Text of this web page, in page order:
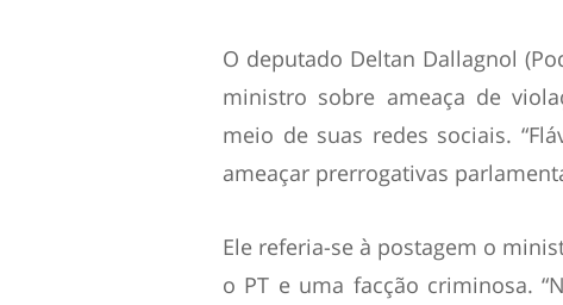
O deputado Deltan Dallagnol
ministro sobre ameaça de
meio de suas redes sociais.
ameaçar prerrogativas
Ele referia-se à postagem o
o PT e uma facção criminosa.